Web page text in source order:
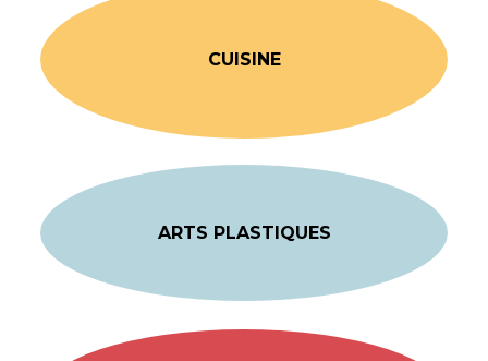
CUISINE
ARTS PLASTIQUES